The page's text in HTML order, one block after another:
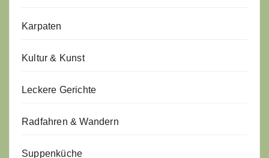
Karpaten
Kultur & Kunst
Leckere Gerichte
Radfahren & Wandern
Suppenküche